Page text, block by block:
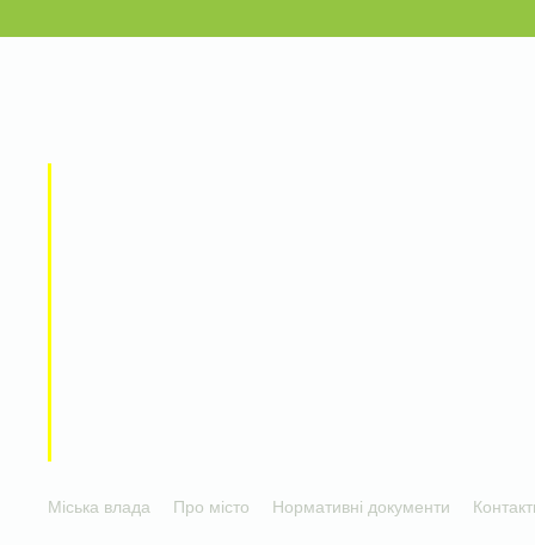
Міська влада Про місто Нормативні документи